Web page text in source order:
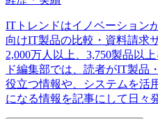
ITトレンドはイノベーション
向けIT製品の比較・資料請求
2,000万人以上、3,750製品以
ド編集部では、読者がIT製品
役立つ情報や、システムを活
になる情報を記事にして日々